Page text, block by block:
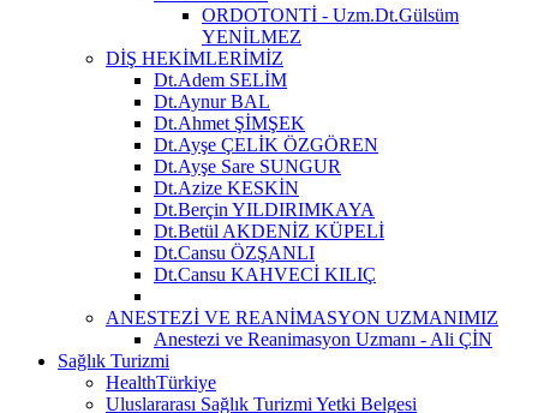
ORDOTONTİ - Uzm.Dt.Gülsüm
YENİLMEZ
DİŞ HEKİMLERİMİZ
Dt.Adem SELİM
Dt.Aynur BAL
Dt.Ahmet ŞİMŞEK
Dt.Ayşe ÇELİK ÖZGÖREN
Dt.Ayşe Sare SUNGUR
Dt.Azize KESKİN
Dt.Berçin YILDIRIMKAYA
Dt.Betül AKDENİZ KÜPELİ
Dt.Cansu ÖZŞANLI
Dt.Cansu KAHVECİ KILIÇ
ANESTEZİ VE REANİMASYON UZMANIMIZ
Anestezi ve Reanimasyon Uzmanı - Ali ÇİN
Sağlık Turizmi
HealthTürkiye
Uluslararası Sağlık Turizmi Yetki Belgesi